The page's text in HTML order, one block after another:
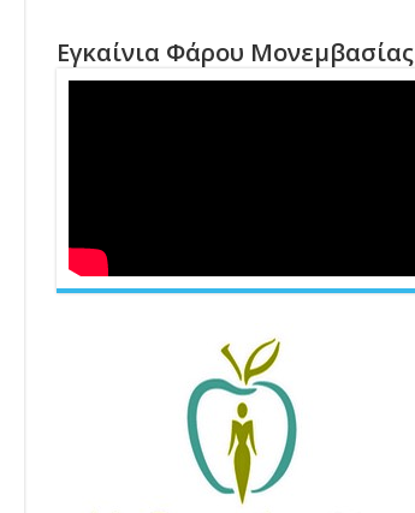
Εγκαίνια Φάρου Μονεμβασίας